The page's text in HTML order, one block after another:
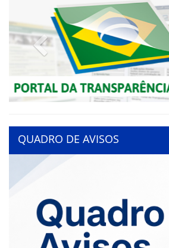
Previous
QUADRO DE AVISOS